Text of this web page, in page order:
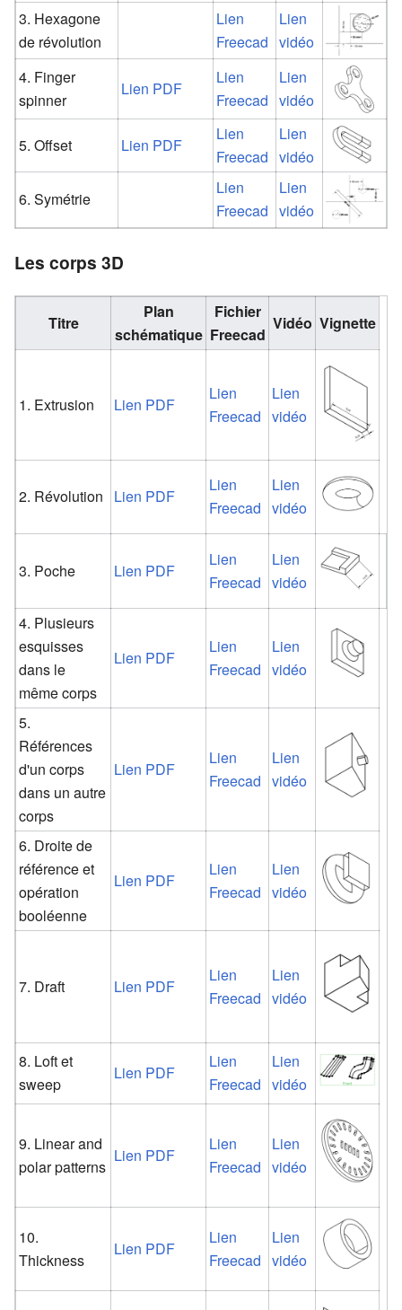
3. Hexagone
de révolution
Lien
Freecad
Lien
vidéo
4. Finger
spinner
Lien PDF
Lien
Freecad
Lien
vidéo
5. Offset Lien PDF
Lien
Freecad
Lien
vidéo
6. Symétrie
Lien
Freecad
Lien
vidéo
Les corps 3D
Titre
Plan
schématique
Fichier
Freecad
Vidéo Vignette
1. Extrusion Lien PDF
Lien
Freecad
Lien
vidéo
2. Révolution Lien PDF
Lien
Freecad
Lien
vidéo
3. Poche Lien PDF
Lien
Freecad
Lien
vidéo
4. Plusieurs
esquisses
dans le
même corps
Lien PDF
Lien
Freecad
Lien
vidéo
5.
Références
d'un corps
dans un autre
corps
Lien PDF
Lien
Freecad
Lien
vidéo
6. Droite de
référence et
opération
booléenne
Lien PDF
Lien
Freecad
Lien
vidéo
7. Draft Lien PDF
Lien
Freecad
Lien
vidéo
8. Loft et
sweep
Lien PDF
Lien
Freecad
Lien
vidéo
9. Linear and
polar patterns
Lien PDF
Lien
Freecad
Lien
vidéo
10.
Thickness
Lien PDF
Lien
Freecad
Lien
vidéo